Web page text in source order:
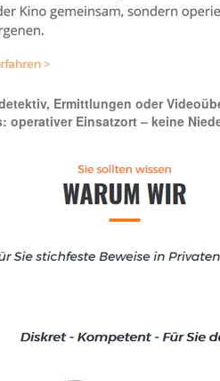
Ermittlungen oder
operativer Einsatzort – keine